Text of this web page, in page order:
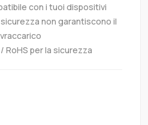
con i tuoi dispositivi
non garantiscono il
RoHS per la sicurezza